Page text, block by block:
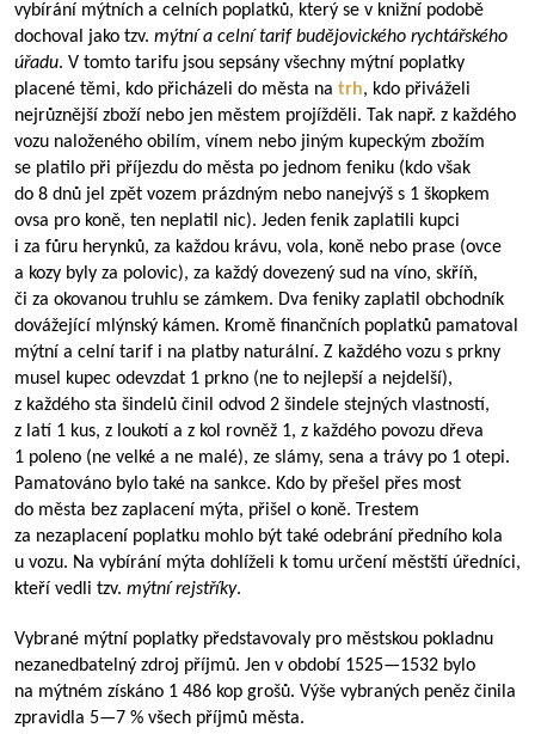
vybírání mýtních a celních poplatků, který se v knižní podobě
dochoval jako tzv. mýtní a celní tarif budějovického rychtářského
úřadu. V tomto tarifu jsou sepsány všechny mýtní poplatky
placené těmi, kdo přicházeli do města na trh, kdo přiváželi
nejrůznější zboží nebo jen městem projížděli. Tak např. z každého
vozu naloženého obilím, vínem nebo jiným kupeckým zbožím
se platilo při příjezdu do města po jednom feniku (kdo však
do 8 dnů jel zpět vozem prázdným nebo nanejvýš s 1 škopkem
ovsa pro koně, ten neplatil nic). Jeden fenik zaplatili kupci
i za fůru herynků, za každou krávu, vola, koně nebo prase (ovce
a kozy byly za polovic), za každý dovezený sud na víno, skříň,
či za okovanou truhlu se zámkem. Dva feniky zaplatil obchodník
dovážející mlýnský kámen. Kromě finančních poplatků pamatoval
mýtní a celní tarif i na platby naturální. Z každého vozu s prkny
musel kupec odevzdat 1 prkno (ne to nejlepší a nejdelší),
z každého sta šindelů činil odvod 2 šindele stejných vlastností,
z latí 1 kus, z loukotí a z kol rovněž 1, z každého povozu dřeva
1 poleno (ne velké a ne malé), ze slámy, sena a trávy po 1 otepi.
Pamatováno bylo také na sankce. Kdo by přešel přes most
do města bez zaplacení mýta, přišel o koně. Trestem
za nezaplacení poplatku mohlo být také odebrání předního kola
u vozu. Na vybírání mýta dohlíželi k tomu určení městští úředníci,
kteří vedli tzv. mýtní rejstříky.
Vybrané mýtní poplatky představovaly pro městskou pokladnu
nezanedbatelný zdroj příjmů. Jen v období 1525—1532 bylo
na mýtném získáno 1 486 kop grošů. Výše vybraných peněz činila
zpravidla 5—7 % všech příjmů města.